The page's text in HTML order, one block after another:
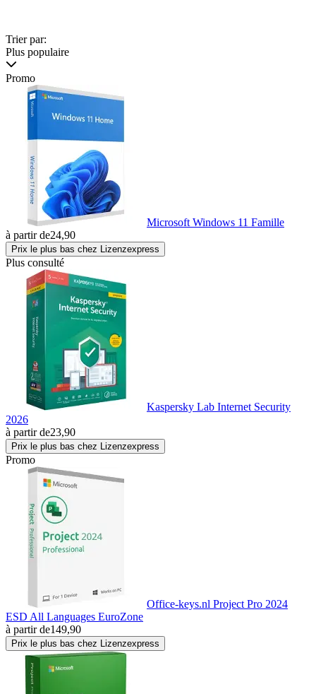
Trier par:
Plus populaire
Promo
Microsoft Windows 11 Famille
à partir de24,90
Prix le plus bas chez Lizenzexpress
Plus consulté
Kaspersky Lab Internet Security
2026
à partir de23,90
Prix le plus bas chez Lizenzexpress
Promo
Office-keys.nl Project Pro 2024
ESD All Languages EuroZone
à partir de149,90
Prix le plus bas chez Lizenzexpress